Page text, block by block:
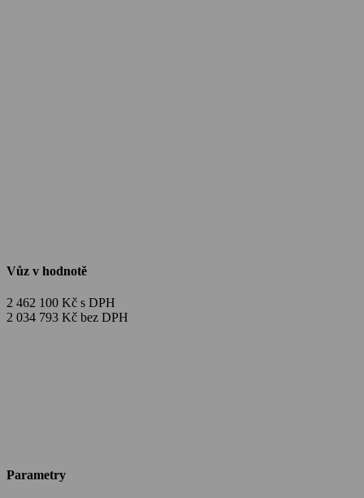
Vůz v hodnotě
2 462 100 Kč s DPH
2 034 793 Kč bez DPH
Parametry